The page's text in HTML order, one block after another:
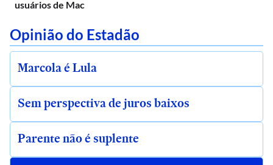
usuários de Mac
Opinião do Estadão
Marcola é Lula
Sem perspectiva de juros baixos
Parente não é suplente